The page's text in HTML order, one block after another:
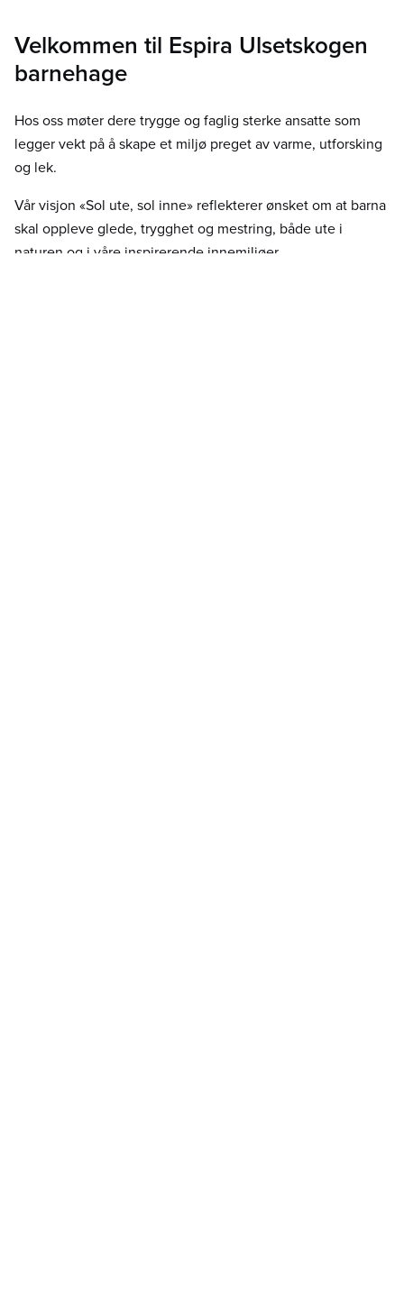
Velkommen til Espira Ulsetskogen
barnehage
Hos oss møter dere trygge og faglig sterke ansatte som
legger vekt på å skape et miljø preget av varme, utforsking
og lek.
Vår visjon «Sol ute, sol inne» reflekterer ønsket om at barna
skal oppleve glede, trygghet og mestring, både ute i
naturen og i våre inspirerende innemiljøer.